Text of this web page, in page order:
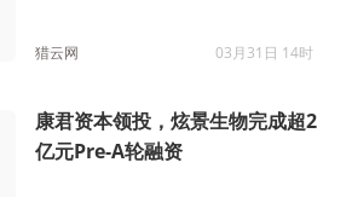
猎云网 03月31日 14时
康君资本领投，炫景生物完成超2
亿元Pre-A轮融资